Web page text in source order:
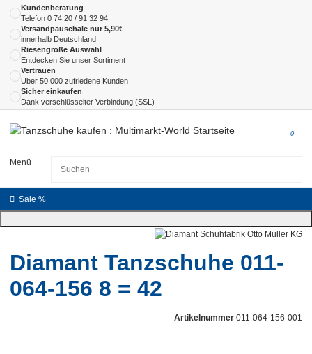
Kundenberatung
Telefon 0 74 20 / 91 32 94
Versandpauschale nur 5,90€
innerhalb Deutschland
Riesengroße Auswahl
Entdecken Sie unser Sortiment
Vertrauen
Über 50.000 zufriedene Kunden
Sicher einkaufen
Dank verschlüsselter Verbindung (SSL)
Menü
0
Sale %
Diamant Tanzschuhe 011-
064-156 8 = 42
Artikelnummer 011-064-156-001